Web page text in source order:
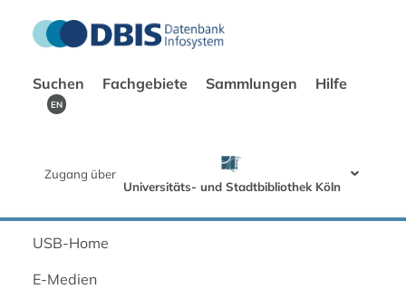
Suchen Fachgebiete Sammlungen Hilfe
EN
Zugang über
Universitäts- und Stadtbibliothek Köln
USB-Home
E-Medien